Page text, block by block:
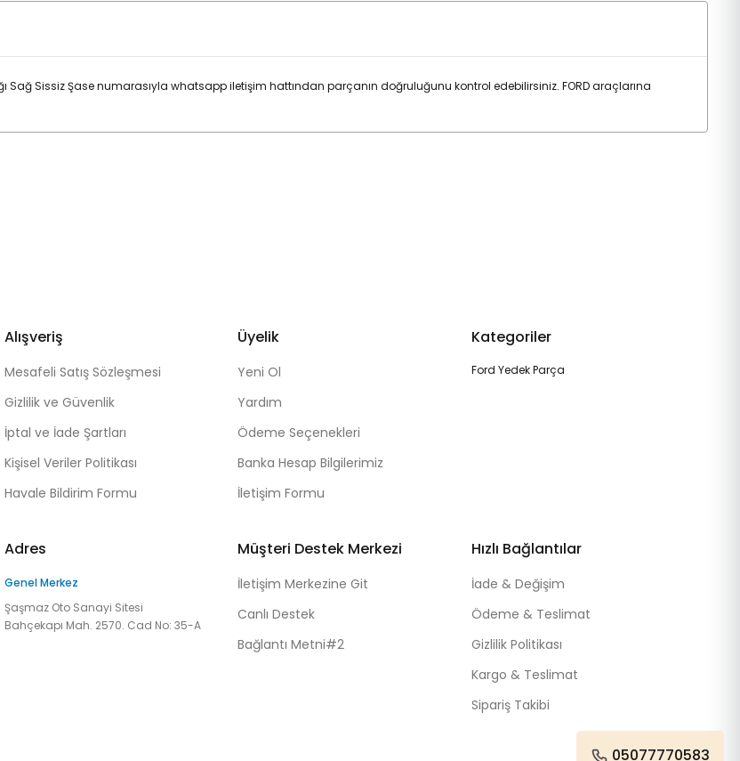
Sağ Sissiz Şase numarasıyla whatsapp iletişim hattından parçanın doğruluğunu kontrol edebilirsiniz. FORD araçlarına
Alışveriş
Mesafeli Satış Sözleşmesi
Gizlilik ve Güvenlik
İptal ve İade Şartları
Kişisel Veriler Politikası
Havale Bildirim Formu
Üyelik
Yeni Ol
Yardım
Ödeme Seçenekleri
Banka Hesap Bilgilerimiz
İletişim Formu
Kategoriler
Ford Yedek Parça
Adres
Genel Merkez
Şaşmaz Oto Sanayi Sitesi
Bahçekapı Mah. 2570. Cad No: 35-A
Müşteri Destek Merkezi
İletişim Merkezine Git
Canlı Destek
Bağlantı Metni#2
Hızlı Bağlantılar
İade & Değişim
Ödeme & Teslimat
Gizlilik Politikası
Kargo & Teslimat
Sipariş Takibi
05077770583